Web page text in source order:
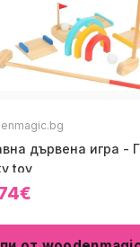
дървена игра -
toy